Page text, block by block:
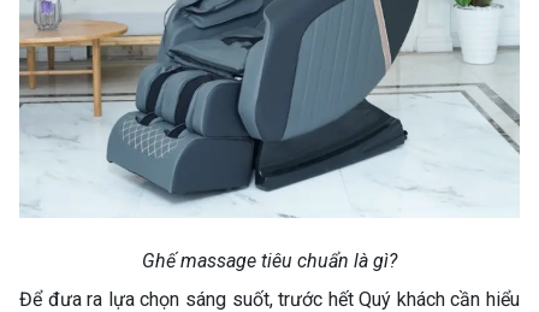
Ghế massage tiêu chuẩn là gì?
Để đưa ra lựa chọn sáng suốt, trước hết Quý khách cần hiểu